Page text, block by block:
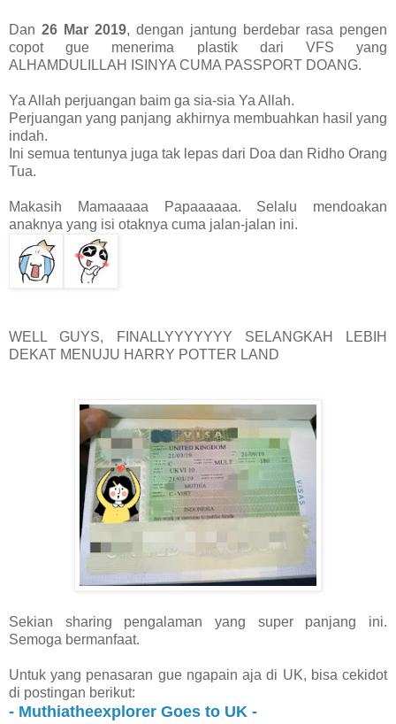
Dan 26 Mar 2019, dengan jantung berdebar rasa pengen
copot gue menerima plastik dari VFS yang
ALHAMDULILLAH ISINYA CUMA PASSPORT DOANG.
Ya Allah perjuangan baim ga sia-sia Ya Allah.
Perjuangan yang panjang akhirnya membuahkan hasil yang
indah.
Ini semua tentunya juga tak lepas dari Doa dan Ridho Orang
Tua.
Makasih Mamaaaaa Papaaaaaa. Selalu mendoakan
anaknya yang isi otaknya cuma jalan-jalan ini.
WELL GUYS, FINALLYYYYYYY SELANGKAH LEBIH
DEKAT MENUJU HARRY POTTER LAND
Sekian sharing pengalaman yang super panjang ini.
Semoga bermanfaat.
Untuk yang penasaran gue ngapain aja di UK, bisa cekidot
di postingan berikut:
- Muthiatheexplorer Goes to UK -